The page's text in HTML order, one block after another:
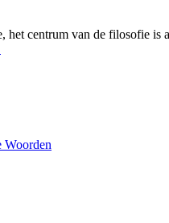
centrum van de filosofie is
Woorden